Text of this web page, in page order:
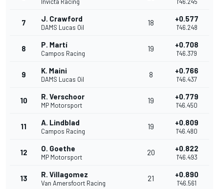
7 J. Crawford
DAMS Lucas Oil
18 +0.577
1'46.248
8 P. Martí
Campos Racing
19 +0.708
1'46.379
9 K. Maini
DAMS Lucas Oil
8 +0.766
1'46.437
10 R. Verschoor
MP Motorsport
19 +0.779
1'46.450
11 A. Lindblad
Campos Racing
19 +0.809
1'46.480
12 O. Goethe
MP Motorsport
20 +0.822
1'46.493
13 R. Villagomez
Van Amersfoort Racing
21 +0.890
1'46.561